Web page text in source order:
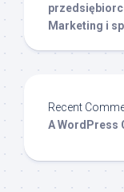
Marketing i
Recent
A WordPress